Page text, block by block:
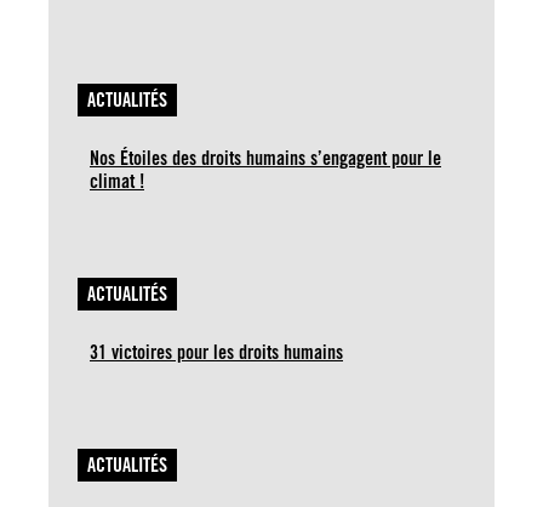
ACTUALITÉS
Nos Étoiles des droits humains s’engagent pour le
climat !
ACTUALITÉS
31 victoires pour les droits humains
ACTUALITÉS